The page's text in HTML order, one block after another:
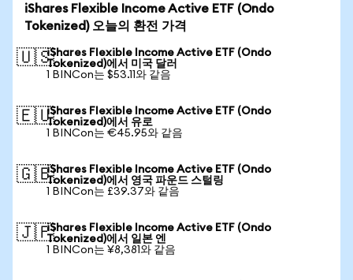
iShares Flexible Income Active ETF (Ondo
Tokenized) 오늘의 환전 가격
🇺🇸iShares Flexible Income Active ETF (Ondo
Tokenized)에서 미국 달러
1 BINCon는 $53.11와 같음
🇪🇺iShares Flexible Income Active ETF (Ondo
Tokenized)에서 유로
1 BINCon는 €45.95와 같음
🇬🇧iShares Flexible Income Active ETF (Ondo
Tokenized)에서 영국 파운드 스털링
1 BINCon는 £39.37와 같음
🇯🇵iShares Flexible Income Active ETF (Ondo
Tokenized)에서 일본 엔
1 BINCon는 ¥8,381와 같음